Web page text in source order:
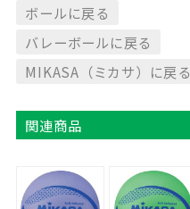
ボールに戻る
バレーボールに戻る
MIKASA（ミカサ）に戻る
関連商品